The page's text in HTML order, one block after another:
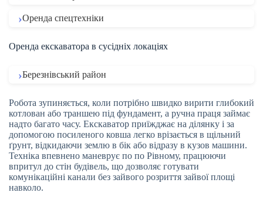
Оренда спецтехніки
Оренда екскаватора в сусідніх локаціях
Березнівський район
Робота зупиняється, коли потрібно швидко вирити глибокий
котлован або траншею під фундамент, а ручна праця займає
надто багато часу. Екскаватор приїжджає на ділянку і за
допомогою посиленого ковша легко врізається в щільний
ґрунт, відкидаючи землю в бік або відразу в кузов машини.
Техніка впевнено маневрує по по Рівному, працюючи
впритул до стін будівель, що дозволяє готувати
комунікаційні канали без зайвого розриття зайвої площі
навколо.